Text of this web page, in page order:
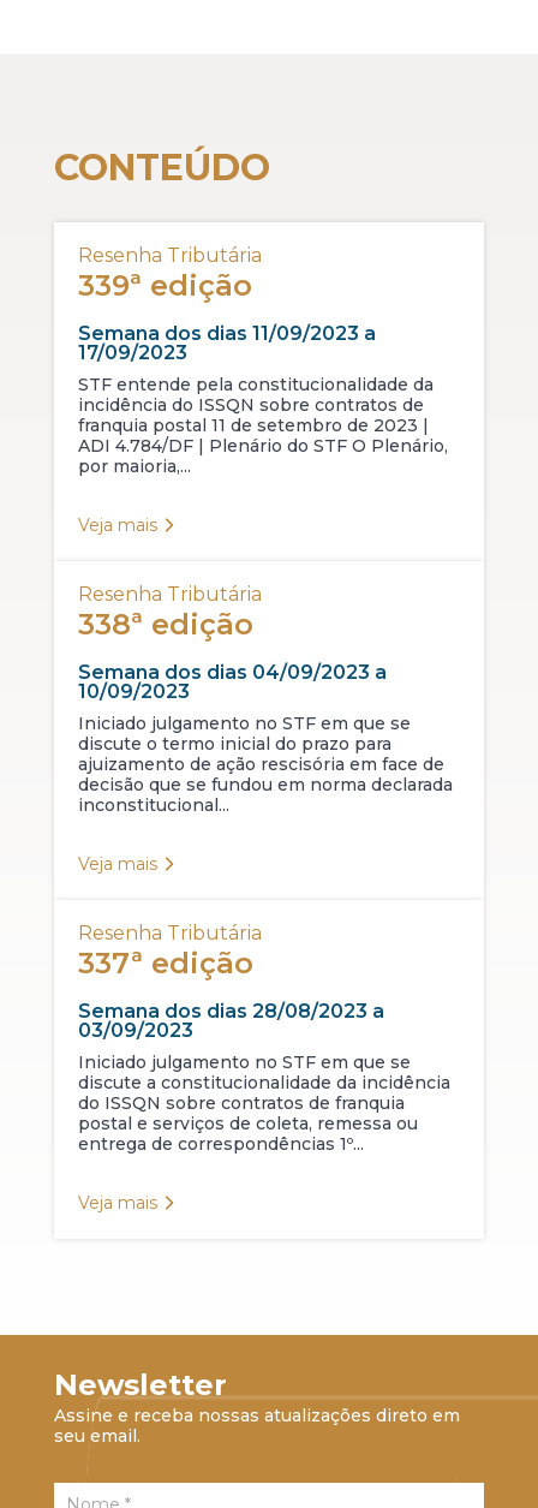
CONTEÚDO
Resenha Tributária
339ª edição
Semana dos dias 11/09/2023 a
17/09/2023
STF entende pela constitucionalidade da
incidência do ISSQN sobre contratos de
franquia postal 11 de setembro de 2023 |
ADI 4.784/DF | Plenário do STF O Plenário,
por maioria,...
Veja mais
Resenha Tributária
338ª edição
Semana dos dias 04/09/2023 a
10/09/2023
Iniciado julgamento no STF em que se
discute o termo inicial do prazo para
ajuizamento de ação rescisória em face de
decisão que se fundou em norma declarada
inconstitucional...
Veja mais
Resenha Tributária
337ª edição
Semana dos dias 28/08/2023 a
03/09/2023
Iniciado julgamento no STF em que se
discute a constitucionalidade da incidência
do ISSQN sobre contratos de franquia
postal e serviços de coleta, remessa ou
entrega de correspondências 1º...
Veja mais
Newsletter
Assine e receba nossas atualizações direto em
seu email.